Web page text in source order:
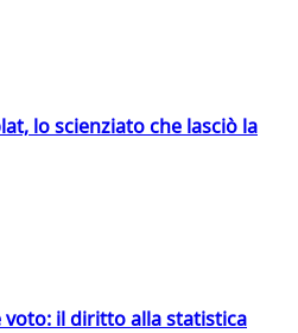
lo scienziato che lasciò la
voto: il diritto alla statistica